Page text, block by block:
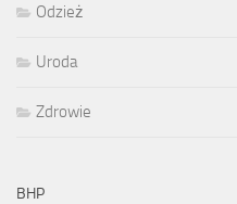
Odzież
Uroda
Zdrowie
BHP